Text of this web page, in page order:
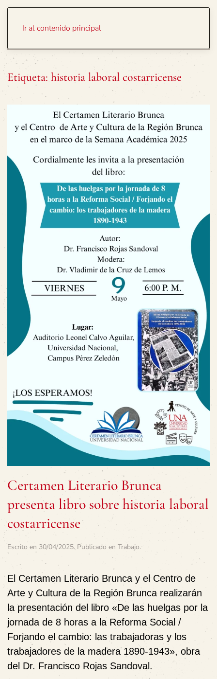
Ir al contenido principal
Etiqueta: historia laboral costarricense
Certamen Literario Brunca
presenta libro sobre historia laboral
costarricense
Escrito en 30/04/2025. Publicado en Trabajo.
El Certamen Literario Brunca y el Centro de
Arte y Cultura de la Región Brunca realizarán
la presentación del libro «De las huelgas por la
jornada de 8 horas a la Reforma Social /
Forjando el cambio: las trabajadoras y los
trabajadores de la madera 1890-1943», obra
del Dr. Francisco Rojas Sandoval.